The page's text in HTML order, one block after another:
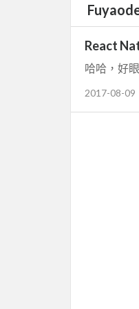
React
哈哈，好
2017-08-09